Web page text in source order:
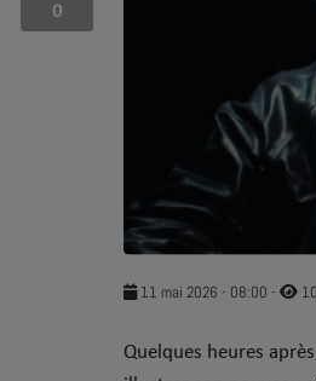
5 bonnes raisons
URBAN CULTURE
0
11 mai 2026 - 08:00 -
Quelques heures